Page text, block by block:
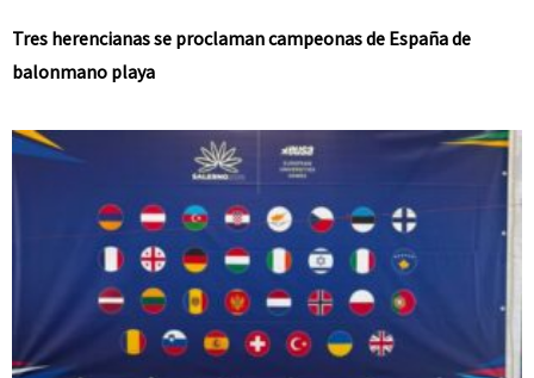
Tres herencianas se proclaman campeonas de España de
balonmano playa